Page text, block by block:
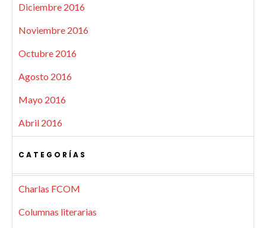
Diciembre 2016
Noviembre 2016
Octubre 2016
Agosto 2016
Mayo 2016
Abril 2016
CATEGORÍAS
Charlas FCOM
Columnas literarias